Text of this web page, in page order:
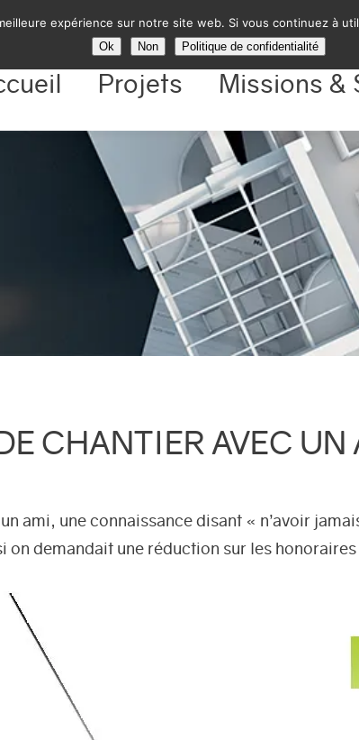
Projets Missions &
CHANTIER AVEC
ami, une connaissance disant « n’avoir
demandait une réduction sur les
expérience sur notre site web. Si vous continuez à
Ok Non Politique de confidentialité